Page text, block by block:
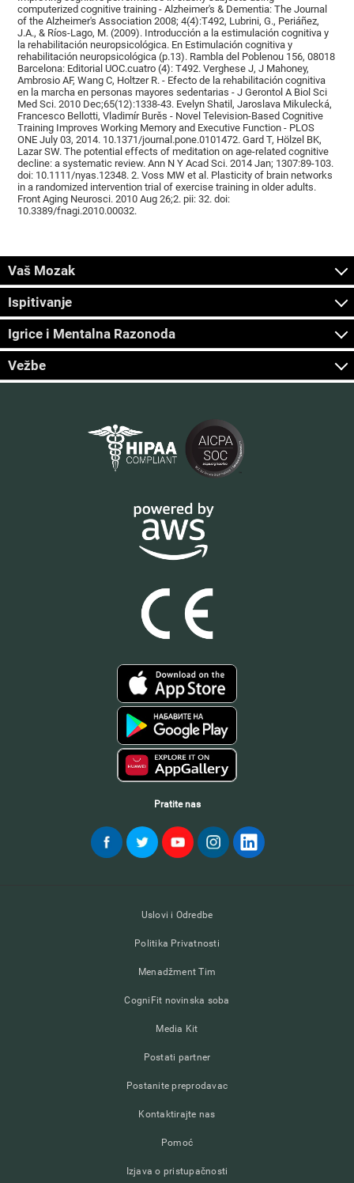
computerized cognitive training - Alzheimer's & Dementia: The Journal
of the Alzheimer's Association 2008; 4(4):T492, Lubrini, G., Periáñez,
J.A., & Ríos-Lago, M. (2009). Introducción a la estimulación cognitiva y
la rehabilitación neuropsicológica. En Estimulación cognitiva y
rehabilitación neuropsicológica (p.13). Rambla del Poblenou 156, 08018
Barcelona: Editorial UOC.cuatro (4): T492. Verghese J, J Mahoney,
Ambrosio AF, Wang C, Holtzer R. - Efecto de la rehabilitación cognitiva
en la marcha en personas mayores sedentarias - J Gerontol A Biol Sci
Med Sci. 2010 Dec;65(12):1338-43. Evelyn Shatil, Jaroslava Mikulecká,
Francesco Bellotti, Vladimír Burěs - Novel Television-Based Cognitive
Training Improves Working Memory and Executive Function - PLOS
ONE July 03, 2014. 10.1371/journal.pone.0101472. Gard T, Hölzel BK,
Lazar SW. The potential effects of meditation on age-related cognitive
decline: a systematic review. Ann N Y Acad Sci. 2014 Jan; 1307:89-103.
doi: 10.1111/nyas.12348. 2. Voss MW et al. Plasticity of brain networks
in a randomized intervention trial of exercise training in older adults.
Front Aging Neurosci. 2010 Aug 26;2. pii: 32. doi:
10.3389/fnagi.2010.00032.
Vaš Mozak
Ispitivanje
Igrice i Mentalna Razonoda
Vežbe
Pratite nas
Uslovi i Odredbe
Politika Privatnosti
Menadžment Tim
CogniFit novinska soba
Media Kit
Postati partner
Postanite preprodavac
Kontaktirajte nas
Pomoć
Izjava o pristupačnosti